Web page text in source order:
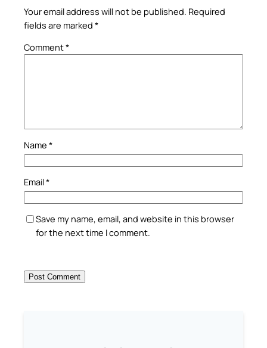
Your email address will not be published. Required
fields are marked *
Comment*
Name *
Email*
Save my name, email, and website in this browser
for the next time I comment.